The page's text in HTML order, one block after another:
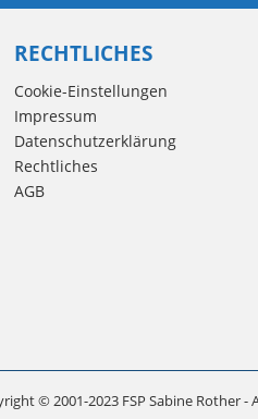
RECHTLICHES
Cookie-Einstellungen
Impressum
Datenschutzerklärung
Rechtliches
AGB
© 2001-2023 FSP Sabine Rother -